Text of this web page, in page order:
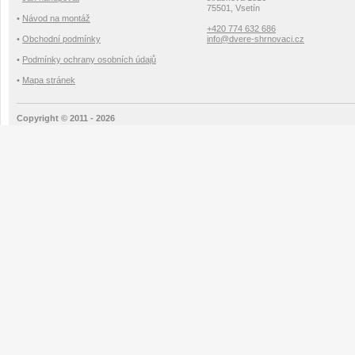
• Návod na montáž
• Obchodní podmínky
• Podmínky ochrany osobních údajů
• Mapa stránek
75501, Vsetín
+420 774 632 686
info@dvere-shrnovaci.cz
Copyright © 2011 - 2026